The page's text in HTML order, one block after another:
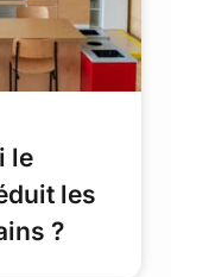
le
les
?